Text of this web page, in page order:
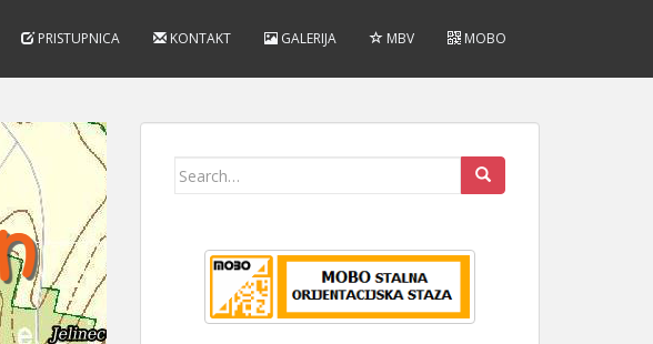
PRISTUPNICA KONTAKT GALERIJA MBV MOBO
Search